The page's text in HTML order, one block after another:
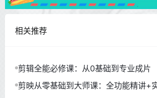
相关推荐
剪辑全能必修课：从0基础到专业成片
剪映从零基础到大师课：全功能精讲+